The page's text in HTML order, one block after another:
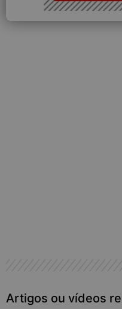
Artigos ou vídeos